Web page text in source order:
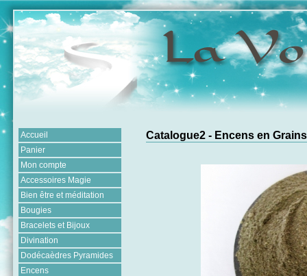
Accueil
Panier
Mon compte
Accessoires Magie
Bien être et méditation
Bougies
Bracelets et Bijoux
Divination
Dodécaèdres Pyramides
Encens
Catalogue2 - Encens en Grains